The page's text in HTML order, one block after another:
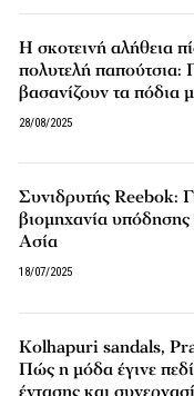
Η σκοτεινή αλήθεια
πολυτελή παπούτσια:
βασανίζουν τα πόδια
28/08/2025
Συνιδρυτής Reebok:
βιομηχανία υπόδησης
Ασία
18/07/2025
Kolhapuri sandals,
Πώς η μόδα έγινε
έντασης και